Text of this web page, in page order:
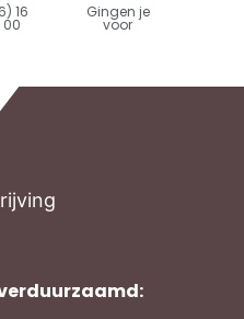
16
00
Gingen je
voor